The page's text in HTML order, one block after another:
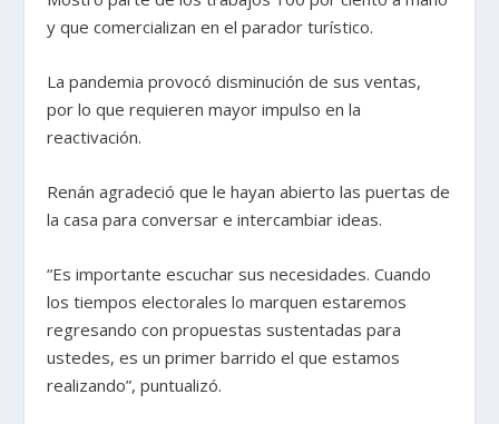
y que comercializan en el parador turístico.
La pandemia provocó disminución de sus ventas,
por lo que requieren mayor impulso en la
reactivación.
Renán agradeció que le hayan abierto las puertas de
la casa para conversar e intercambiar ideas.
“Es importante escuchar sus necesidades. Cuando
los tiempos electorales lo marquen estaremos
regresando con propuestas sustentadas para
ustedes, es un primer barrido el que estamos
realizando”, puntualizó.